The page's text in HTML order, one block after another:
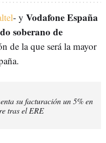
- y Vodafone España
soberano de
de la que será la mayor
su facturación un 5% en
tras el ERE